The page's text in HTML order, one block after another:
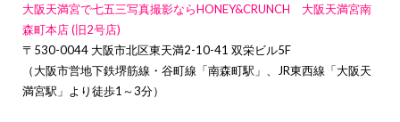
大阪天満宮で七五三写真撮影ならHONEY&CRUNCH 大阪天満宮南
森町本店 (旧2号店)
〒530-0044 大阪市北区東天満2-10-41 双栄ビル5F
（大阪市営地下鉄堺筋線・谷町線「南森町駅」、JR東西線「大阪天
満宮駅」より徒歩1～3分）